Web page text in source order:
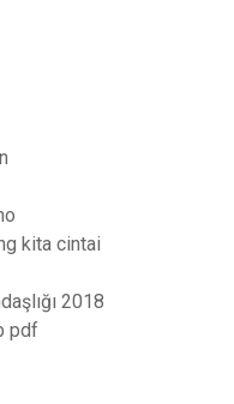
kita cintai
2018
pdf